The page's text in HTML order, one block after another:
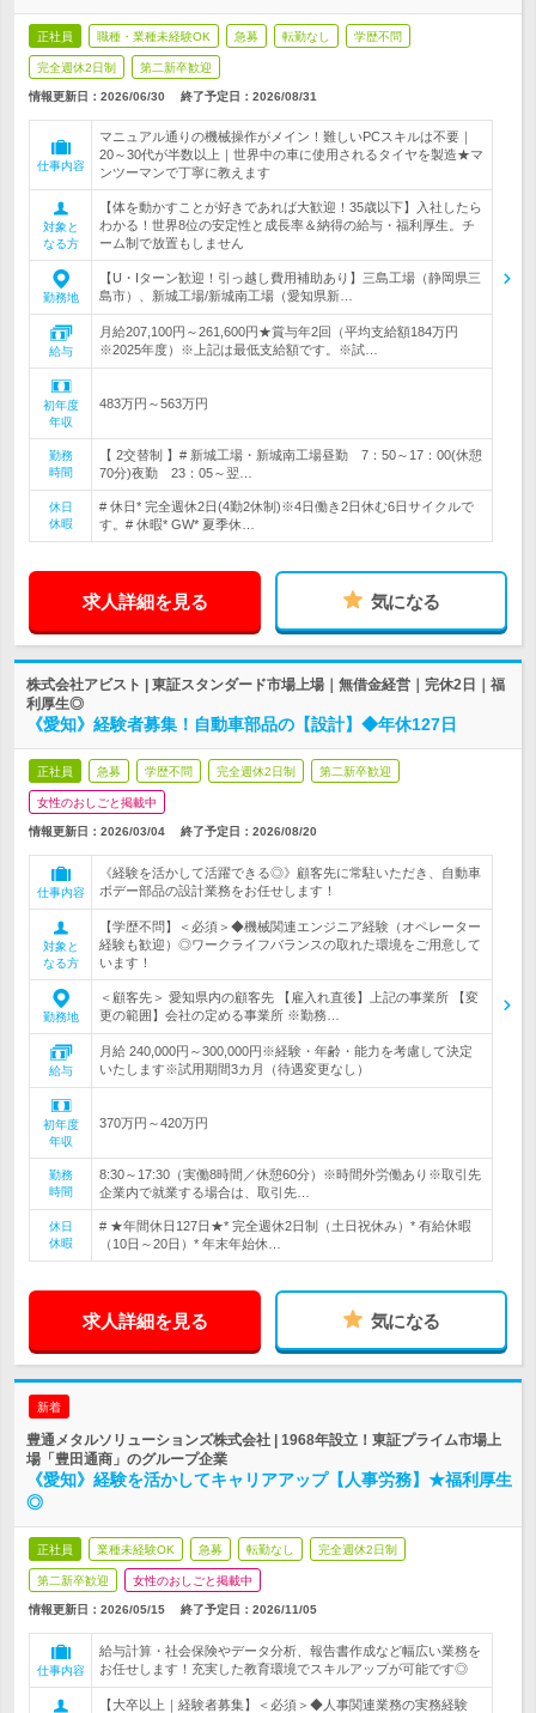
正社員 職種・業種未経験OK 急募 転勤なし 学歴不問
完全週休2日制 第二新卒歓迎
情報更新日：2026/06/30 終了予定日： 2026/08/31
仕事内容
マニュアル通りの機械操作がメイン！難しいPCスキルは不要｜
20～30代が半数以上｜世界中の車に使用されるタイヤを製造★マ
ンツーマンで丁寧に教えます
対象と
なる方
【体を動かすことが好きであれば大歓迎！35歳以下】入社したら
わかる！世界8位の安定性と成長率＆納得の給与・福利厚生。チ
ーム制で放置もしません
勤務地
【U・Iターン歓迎！引っ越し費用補助あり】三島工場（静岡県三
島市）、新城工場/新城南工場（愛知県新…
給与
月給207,100円～261,600円★賞与年2回（平均支給額184万円
※2025年度）※上記は最低支給額です。※試…
初年度
年収
483万円～563万円
勤務
時間
【 2交替制 】# 新城工場・新城南工場昼勤 7：50～17：00(休憩
70分)夜勤 23：05～翌…
休日
休暇
# 休日* 完全週休2日(4勤2休制)※4日働き2日休む6日サイクルで
す。# 休暇* GW* 夏季休…
求人詳細を見る 気になる
株式会社アビスト | 東証スタンダード市場上場｜無借金経営｜完休2日｜福
利厚生◎
《愛知》経験者募集！自動車部品の【設計】◆年休127日
正社員 急募 学歴不問 完全週休2日制 第二新卒歓迎
女性のおしごと掲載中
情報更新日：2026/03/04 終了予定日： 2026/08/20
仕事内容
《経験を活かして活躍できる◎》顧客先に常駐いただき、自動車
ボデー部品の設計業務をお任せします！
対象と
なる方
【学歴不問】＜必須＞◆機械関連エンジニア経験（オペレーター
経験も歓迎）◎ワークライフバランスの取れた環境をご用意して
います！
勤務地
＜顧客先＞ 愛知県内の顧客先 【雇入れ直後】上記の事業所 【変
更の範囲】会社の定める事業所 ※勤務…
給与
月給 240,000円～300,000円※経験・年齢・能力を考慮して決定
いたします※試用期間3カ月（待遇変更なし）
初年度
年収
370万円～420万円
勤務
時間
8:30～17:30（実働8時間／休憩60分）※時間外労働あり※取引先
企業内で就業する場合は、取引先…
休日
休暇
# ★年間休日127日★* 完全週休2日制（土日祝休み）* 有給休暇
（10日～20日）* 年末年始休…
求人詳細を見る 気になる
新着
豊通メタルソリューションズ株式会社 | 1968年設立！東証プライム市場上
場「豊田通商」のグループ企業
《愛知》経験を活かしてキャリアアップ【人事労務】★福利厚生
◎
正社員 業種未経験OK 急募 転勤なし 完全週休2日制
第二新卒歓迎 女性のおしごと掲載中
情報更新日：2026/05/15 終了予定日： 2026/11/05
仕事内容
給与計算・社会保険やデータ分析、報告書作成など幅広い業務を
お任せします！充実した教育環境でスキルアップが可能です◎
【大卒以上｜経験者募集】＜必須＞◆人事関連業務の実務経験